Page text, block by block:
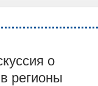
о
регионы